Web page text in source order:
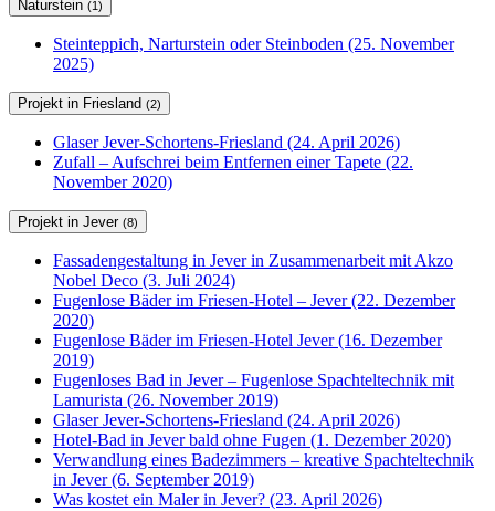
Naturstein (1)
Steinteppich, Narturstein oder Steinboden (25. November
2025)
Projekt in Friesland (2)
Glaser Jever-Schortens-Friesland (24. April 2026)
Zufall – Aufschrei beim Entfernen einer Tapete (22.
November 2020)
Projekt in Jever (8)
Fassadengestaltung in Jever in Zusammenarbeit mit Akzo
Nobel Deco (3. Juli 2024)
Fugenlose Bäder im Friesen-Hotel – Jever (22. Dezember
2020)
Fugenlose Bäder im Friesen-Hotel Jever (16. Dezember
2019)
Fugenloses Bad in Jever – Fugenlose Spachteltechnik mit
Lamurista (26. November 2019)
Glaser Jever-Schortens-Friesland (24. April 2026)
Hotel-Bad in Jever bald ohne Fugen (1. Dezember 2020)
Verwandlung eines Badezimmers – kreative Spachteltechnik
in Jever (6. September 2019)
Was kostet ein Maler in Jever? (23. April 2026)